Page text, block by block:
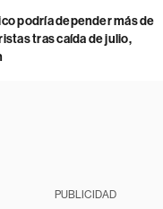
podría depender más de
tras caída de julio,
PUBLICIDAD